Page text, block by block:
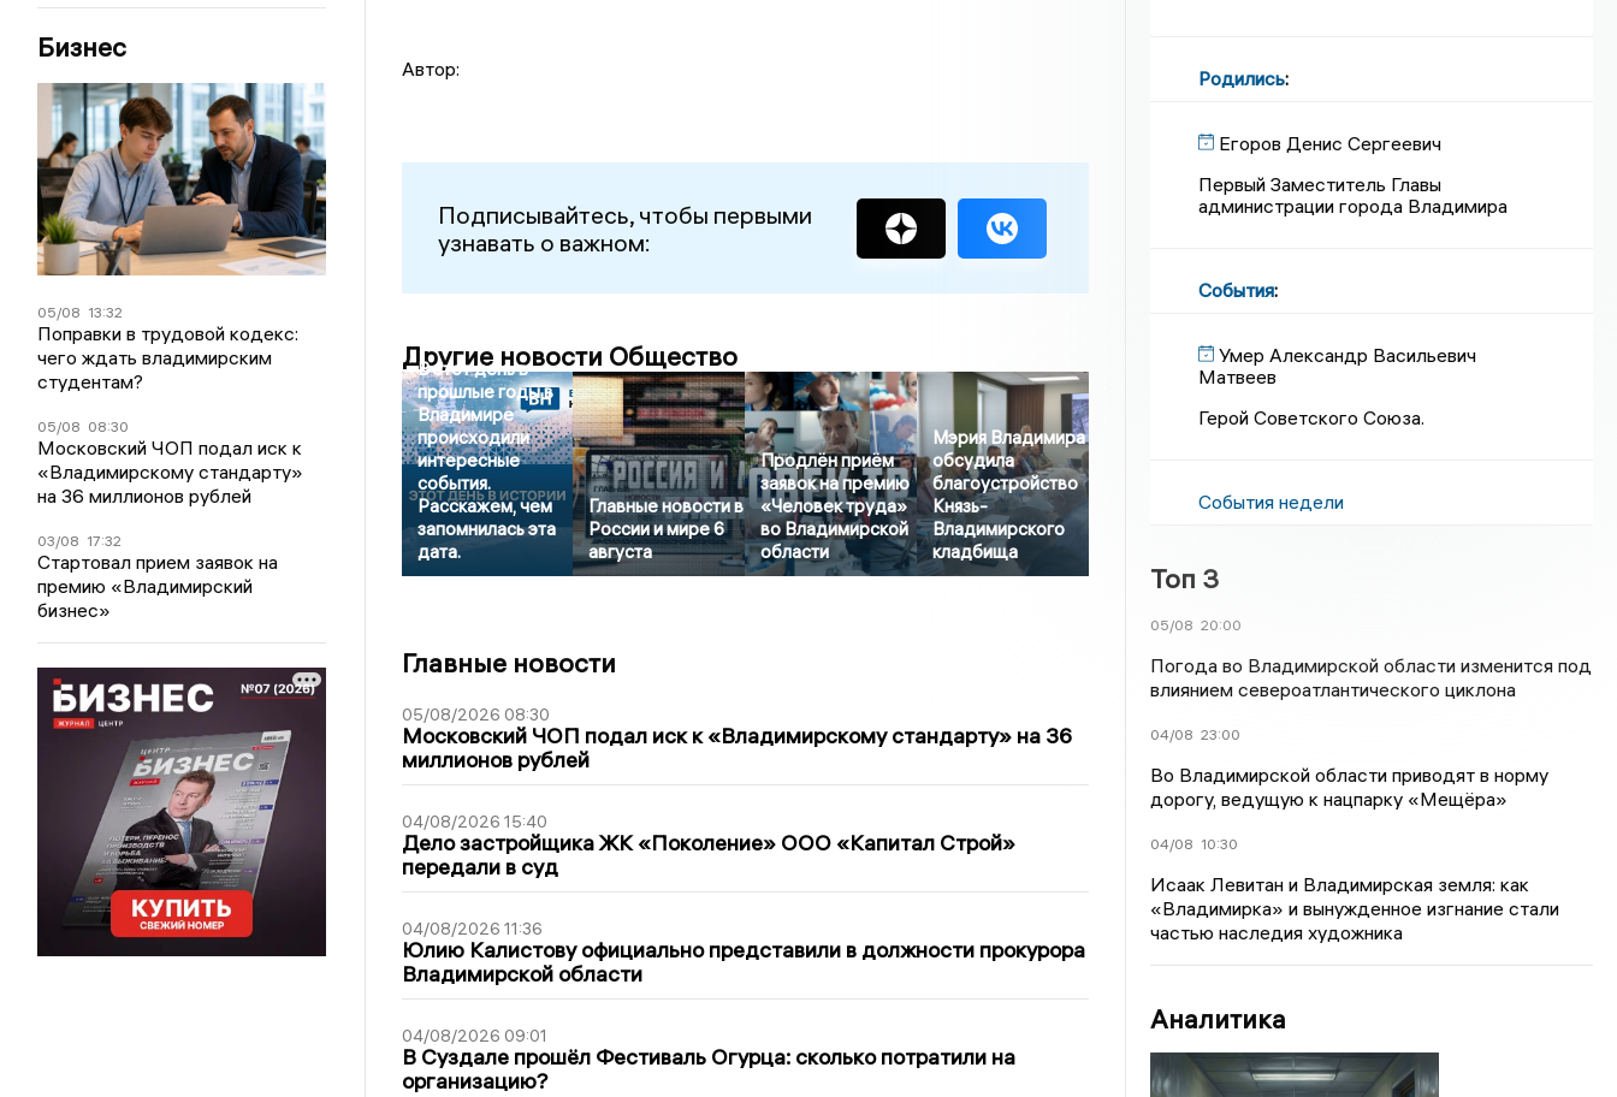
Бизнес
05/08 13:32
Поправки в трудовой кодекс:
чего ждать владимирским
студентам?
05/08 08:30
Московский ЧОП подал иск к
«Владимирскому стандарту»
на 36 миллионов рублей
03/08 17:32
Стартовал прием заявок на
премию «Владимирский
бизнес»
Автор:
Подписывайтесь, чтобы первыми
узнавать о важном:
Другие новости Общество
В этот день в
прошлые годы в
Владимире
происходили
интересные
события.
Расскажем, чем
запомнилась эта
дата.
Главные новости в
России и мире 6
августа
Продлён приём
заявок на премию
«Человек труда»
во Владимирской
области
Мэрия Владимира
обсудила
благоустройство
Князь-
Владимирского
кладбища
Главные новости
05/08/2026 08:30
Московский ЧОП подал иск к «Владимирскому стандарту» на 36
миллионов рублей
04/08/2026 15:40
Дело застройщика ЖК «Поколение» ООО «Капитал Строй»
передали в суд
04/08/2026 11:36
Юлию Калистову официально представили в должности прокурора
Владимирской области
04/08/2026 09:01
В Суздале прошёл Фестиваль Огурца: сколько потратили на
организацию?
Родились:
Егоров Денис Сергеевич
Первый Заместитель Главы
администрации города Владимира
События:
Умер Александр Васильевич
Матвеев
Герой Советского Союза.
События недели
Топ 3
05/08 20:00
Погода во Владимирской области изменится под
влиянием североатлантического циклона
04/08 23:00
Во Владимирской области приводят в норму
дорогу, ведущую к нацпарку «Мещёра»
04/08 10:30
Исаак Левитан и Владимирская земля: как
«Владимирка» и вынужденное изгнание стали
частью наследия художника
Аналитика